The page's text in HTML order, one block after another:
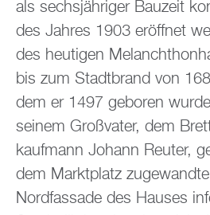
als sechs­jäh­ri­ger Bau­zeit
des Jah­res 1903 er­öff­net
des heu­ti­gen
bis zum Stadt­brand von
dem er 1497 ge­bo­ren
sei­nem Gro­ßva­ter, dem
kauf­mann Jo­hann Reu­ter,
dem Markt­platz
Nord­fas­sa­de des Hau­ses